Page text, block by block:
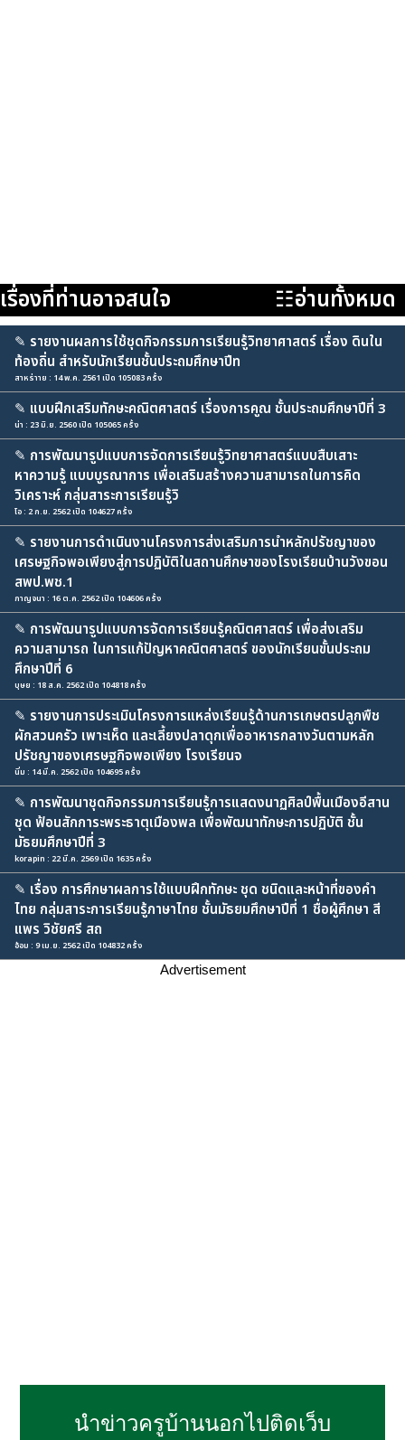
เรื่องที่ท่านอาจสนใจ ☷อ่านทั้งหมด
✎ รายงานผลการใช้ชุดกิจกรรมการเรียนรู้วิทยาศาสตร์ เรื่อง ดินใน
ท้องถิ่น สำหรับนักเรียนชั้นประถมศึกษาปีท
สาหร่าาย : 14 พ.ค. 2561 เปิด 105083 ครั้ง
✎ แบบฝึกเสริมทักษะคณิตศาสตร์ เรื่องการคูณ ชั้นประถมศึกษาปีที่ 3
น่า : 23 มิ.ย. 2560 เปิด 105065 ครั้ง
✎ การพัฒนารูปแบบการจัดการเรียนรู้วิทยาศาสตร์แบบสืบเสาะ
หาความรู้ แบบบูรณาการ เพื่อเสริมสร้างความสามารถในการคิด
วิเคราะห์ กลุ่มสาระการเรียนรู้วิ
โอ : 2 ก.ย. 2562 เปิด 104627 ครั้ง
✎ รายงานการดำเนินงานโครงการส่งเสริมการนำหลักปรัชญาของ
เศรษฐกิจพอเพียงสู่การปฏิบัติในสถานศึกษาของโรงเรียนบ้านวังขอน
สพป.พช.1
กาญจนา : 16 ต.ค. 2562 เปิด 104606 ครั้ง
✎ การพัฒนารูปแบบการจัดการเรียนรู้คณิตศาสตร์ เพื่อส่งเสริม
ความสามารถ ในการแก้ปัญหาคณิตศาสตร์ ของนักเรียนขั้นประถม
ศึกษาปีที่ 6
บุษย : 18 ส.ค. 2562 เปิด 104818 ครั้ง
✎ รายงานการประเมินโครงการแหล่งเรียนรู้ด้านการเกษตรปลูกพืช
ผักสวนครัว เพาะเห็ด และเลี้ยงปลาดุกเพื่ออาหารกลางวันตามหลัก
ปรัชญาของเศรษฐกิจพอเพียง โรงเรียนจ
นิ่ม : 14 มี.ค. 2562 เปิด 104695 ครั้ง
✎ การพัฒนาชุดกิจกรรมการเรียนรู้การแสดงนาฏศิลป์พื้นเมืองอีสาน
ชุด ฟ้อนสักการะพระธาตุเมืองพล เพื่อพัฒนาทักษะการปฏิบัติ ชั้น
มัธยมศึกษาปีที่ 3
korapin : 22 มี.ค. 2569 เปิด 1635 ครั้ง
✎ เรื่อง การศึกษาผลการใช้แบบฝึกทักษะ ชุด ชนิดและหน้าที่ของคำ
ไทย กลุ่มสาระการเรียนรู้ภาษาไทย ชั้นมัธยมศึกษาปีที่ 1 ชื่อผู้ศึกษา สี
แพร วิชัยศรี สถ
อ้อม : 9 เม.ย. 2562 เปิด 104832 ครั้ง
Advertisement
นำข่าวครูบ้านนอกไปติดเว็บ